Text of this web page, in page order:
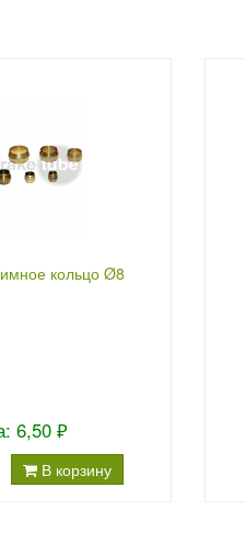
кольцо Ø8
6,50 ₽
В корзину